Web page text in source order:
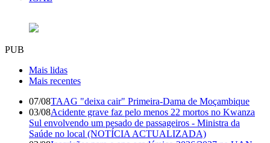
PUB
Mais lidas
Mais recentes
07/08TAAG "deixa cair" Primeira-Dama de Moçambique
03/08Acidente grave faz pelo menos 22 mortos no Kwanza
Sul envolvendo um pesado de passageiros - Ministra da
Saúde no local (NOTÍCIA ACTUALIZADA)